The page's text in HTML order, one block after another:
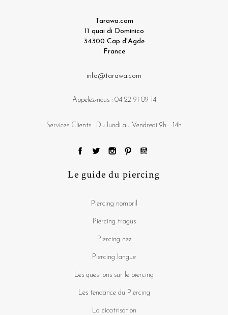
Tarawa.com
11 quai di Dominico
34300 Cap d'Agde
France
info@tarawa.com
Appelez-nous : 04 22 91 09 14
Services Clients : Du lundi au Vendredi 9h - 14h
Le guide du piercing
Piercing nombril
Piercing tragus
Piercing nez
Piercing langue
Les questions sur le piercing
Les tendance du Piercing
La cicatrisation